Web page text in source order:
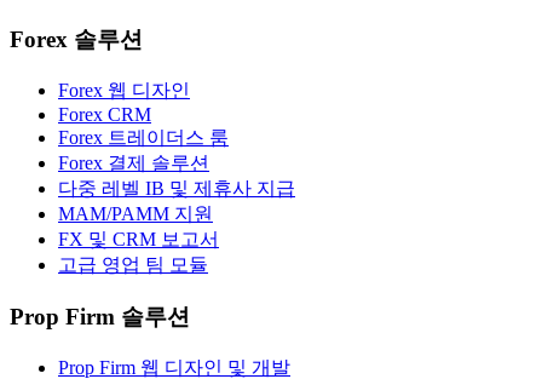
Forex 솔루션
Forex 웹 디자인
Forex CRM
Forex 트레이더스 룸
Forex 결제 솔루션
다중 레벨 IB 및 제휴사 지급
MAM/PAMM 지원
FX 및 CRM 보고서
고급 영업 팀 모듈
Prop Firm 솔루션
Prop Firm 웹 디자인 및 개발